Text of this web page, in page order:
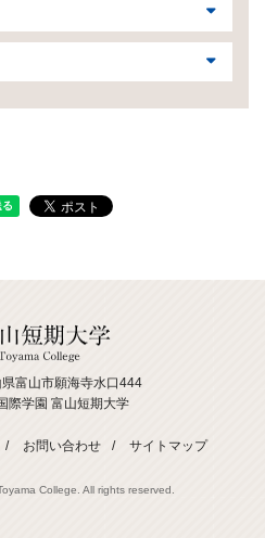
富山市願海寺水口444
際学園 富山短期大学
お問い合わせ サイトマップ
College. All rights reserved.